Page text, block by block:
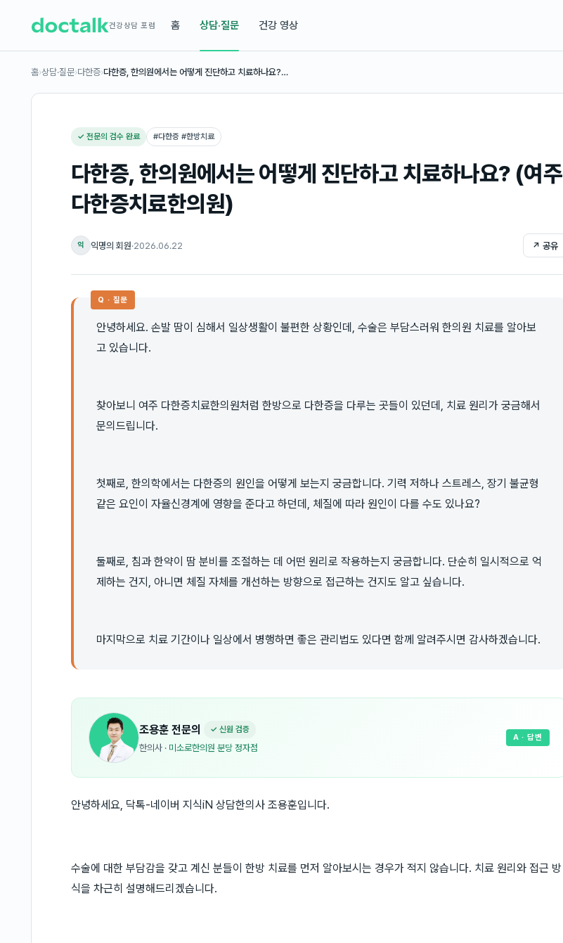
건강상담 포럼 홈 상담·질문 건강 영상
홈›상담·질문›다한증›다한증, 한의원에서는 어떻게 진단하고 치료하나요?…
✓ 전문의 검수 완료 #다한증 #한방치료
다한증, 한의원에서는 어떻게 진단하고 치료하나요? (여주
다한증치료한의원)
익 익명의 회원·2026.06.22 ↗ 공유
Q · 질문
안녕하세요. 손발 땀이 심해서 일상생활이 불편한 상황인데, 수술은 부담스러워 한의원 치료를 알아보
고 있습니다.
찾아보니 여주 다한증치료한의원처럼 한방으로 다한증을 다루는 곳들이 있던데, 치료 원리가 궁금해서
문의드립니다.
첫째로, 한의학에서는 다한증의 원인을 어떻게 보는지 궁금합니다. 기력 저하나 스트레스, 장기 불균형
같은 요인이 자율신경계에 영향을 준다고 하던데, 체질에 따라 원인이 다를 수도 있나요?
둘째로, 침과 한약이 땀 분비를 조절하는 데 어떤 원리로 작용하는지 궁금합니다. 단순히 일시적으로 억
제하는 건지, 아니면 체질 자체를 개선하는 방향으로 접근하는 건지도 알고 싶습니다.
마지막으로 치료 기간이나 일상에서 병행하면 좋은 관리법도 있다면 함께 알려주시면 감사하겠습니다.
조용훈 전문의 ✓ 신원 검증
한의사 · 미소로한의원 분당 정자점
A · 답변
안녕하세요, 닥톡-네이버 지식iN 상담한의사 조용훈입니다.
수술에 대한 부담감을 갖고 계신 분들이 한방 치료를 먼저 알아보시는 경우가 적지 않습니다. 치료 원리와 접근 방
식을 차근히 설명해드리겠습니다.